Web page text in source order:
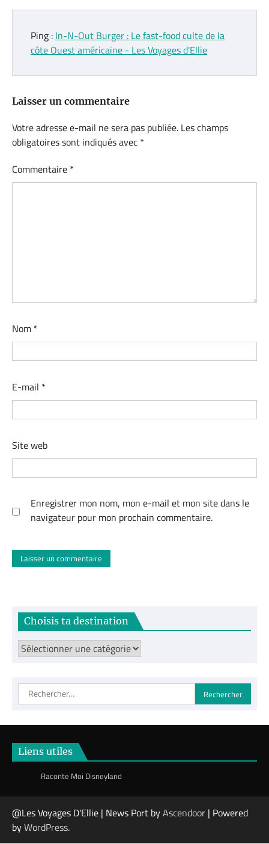
Ping : In-N-Out Burger : Le fast-food culte de la
côte Ouest américaine - Les Voyages d'Ellie
Laisser un commentaire
Votre adresse e-mail ne sera pas publiée. Les champs
obligatoires sont indiqués avec *
Commentaire *
Nom *
E-mail *
Site web
Enregistrer mon nom, mon e-mail et mon site dans le
navigateur pour mon prochain commentaire.
Choisis ta destination
Choisis
ta
Rechercher :
Liens utiles
Raconte Moi Disneyland
@Les Voyages D'Ellie | News Port byAscendoor | Powered
byWordPress.